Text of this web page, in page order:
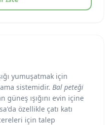
yumuşatmak için
sistemidir. Bal peteği
güneş ışığını evin içine
özellikle çatı katı
için talep